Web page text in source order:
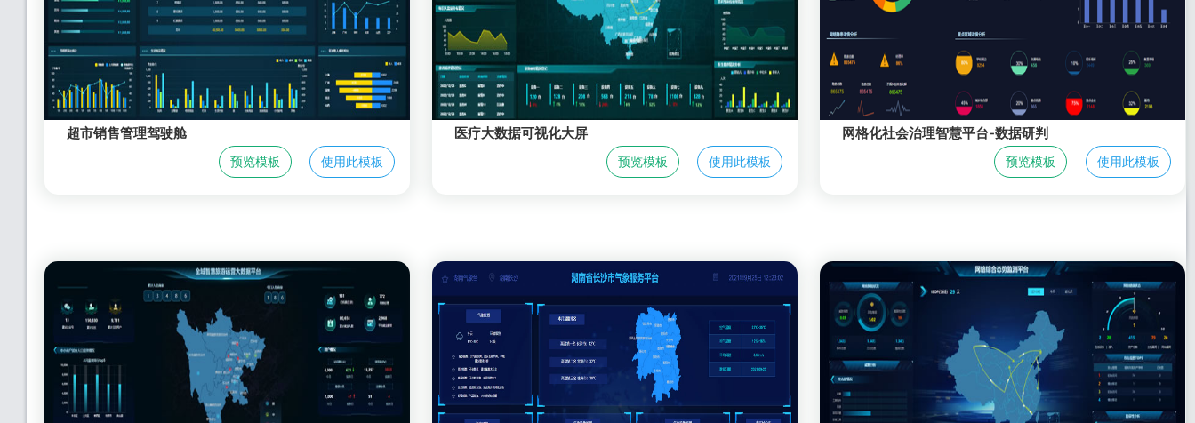
超市销售管理驾驶舱
预览模板 使用此模板
医疗大数据可视化大屏
预览模板 使用此模板
网格化社会治理智慧平台-数据研判
预览模板 使用此模板